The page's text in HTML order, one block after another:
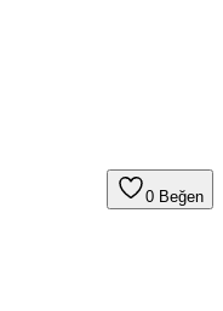
0 Beğen